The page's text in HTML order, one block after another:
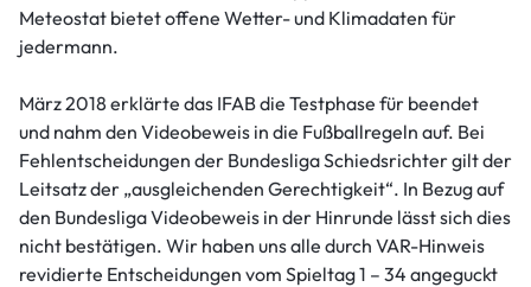
Meteostat bietet offene Wetter- und Klimadaten für
jedermann.
März 2018 erklärte das IFAB die Testphase für beendet
und nahm den Videobeweis in die Fußballregeln auf. Bei
Fehlentscheidungen der Bundesliga Schiedsrichter gilt der
Leitsatz der „ausgleichenden Gerechtigkeit“. In Bezug auf
den Bundesliga Videobeweis in der Hinrunde lässt sich dies
nicht bestätigen. Wir haben uns alle durch VAR-Hinweis
revidierte Entscheidungen vom Spieltag 1 – 34 angeguckt